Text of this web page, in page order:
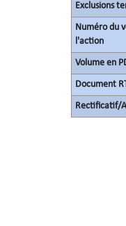
Exclusions
Numéro du
l'action
Volume en
Document
Rectificatif/